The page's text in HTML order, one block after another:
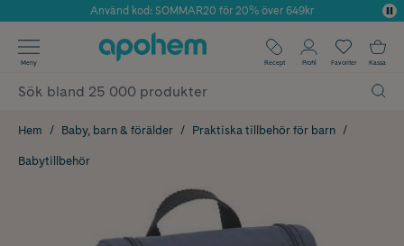
Årets Butik 2025 inom Skönhet
Använd kod: SOMMAR20 för 20% över 649kr
✓ Fri frakt
✓ Poäng på alla köp*
Meny Recept Profil Favoriter Kassa
Hem Baby, barn & förälder Praktiska tillbehör för barn
Babytillbehör